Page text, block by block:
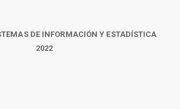
DE INFORMACIÓN Y ESTADÍSTICA
2022